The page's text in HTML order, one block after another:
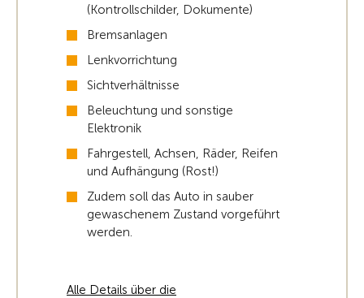
(Kontrollschilder, Dokumente)
Bremsanlagen
Lenkvorrichtung
Sichtverhältnisse
Beleuchtung und sonstige
Elektronik
Fahrgestell, Achsen, Räder, Reifen
und Aufhängung (Rost!)
Zudem soll das Auto in sauber
gewaschenem Zustand vorgeführt
werden.
Alle Details über die